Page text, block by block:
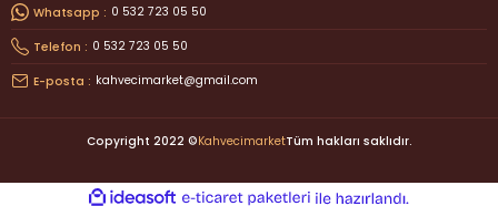
Whatsapp : 0 532 723 05 50
Telefon : 0 532 723 05 50
E-posta : kahvecimarket@gmail.com
Copyright 2022 ©KahvecimarketTüm hakları saklıdır.
ideasoft e-